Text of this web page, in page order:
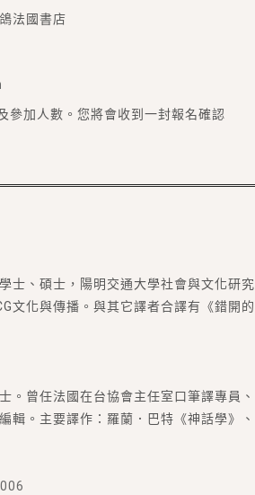
法國書店
加人數。您將會收到一封報名確認
士、碩士，陽明交通大學社會與文化研究
文化與傳播。與其它譯者合譯有《錯開的
。曾任法國在台協會主任室口筆譯專員、
輯。主要譯作：羅蘭．巴特《神話學》、